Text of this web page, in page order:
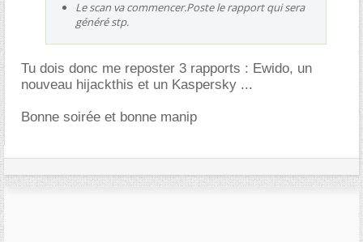
Le scan va commencer.Poste le rapport qui sera
généré stp.
Tu dois donc me reposter 3 rapports : Ewido, un
nouveau hijackthis et un Kaspersky ...
Bonne soirée et bonne manip